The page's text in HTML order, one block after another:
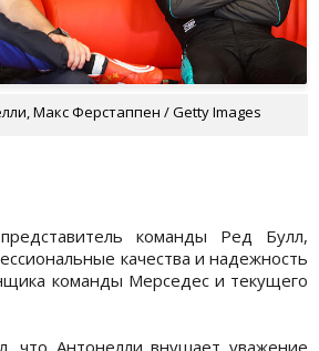
Макс Ферстаппен / Getty Images
команды Ред Булл,
качества и надежность
команды Мерседес и текущего
что Антонелли внушает уважение